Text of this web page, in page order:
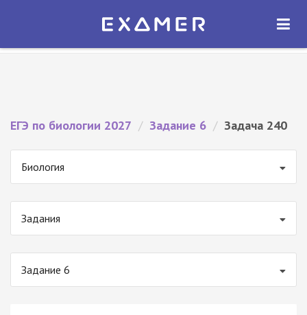
Экзамер — ЕГЭ 2027
ОТКРЫТЬ
ЕГЭ по биологии 2027 / Задание 6 / Задача 240
Биология
Задания
Задание 6